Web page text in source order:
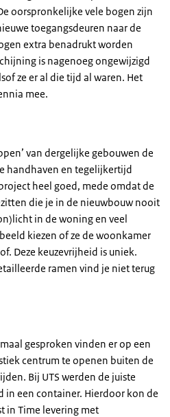
oorspronkelijke vele bogen zijn
toegangsdeuren naar de
extra benadrukt worden
is nagenoeg ongewijzigd
ze er al die tijd al waren. Het
mee.
van dergelijke gebouwen de
handhaven en tegelijkertijd
heel goed, mede omdat de
die je in de nieuwbouw nooit
in de woning en veel
kiezen of ze de woonkamer
Deze keuzevrijheid is uniek.
ramen vind je niet terug
gesproken vinden er op een
centrum te openen buiten de
Bij UTS werden de juiste
in een container. Hierdoor kon de
in Time levering met